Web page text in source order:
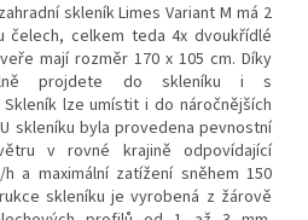
skleník Limes Variant M má 2
celkem teda 4x dvoukřídlé
mají rozměr 170 x 105 cm. Díky
projdete do skleníku i s
Skleník lze umístit i do náročnějších
skleníku byla provedena pevnostní
v rovné krajině odpovídající
a maximální zatížení sněhem 150
skleníku je vyrobená z žárově